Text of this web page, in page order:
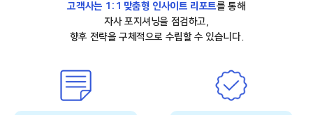
고객사는 1:1 맞춤형 인사이트 리포트를 통해
자사 포지셔닝을 점검하고,
향후 전략을 구체적으로 수립할 수 있습니다.